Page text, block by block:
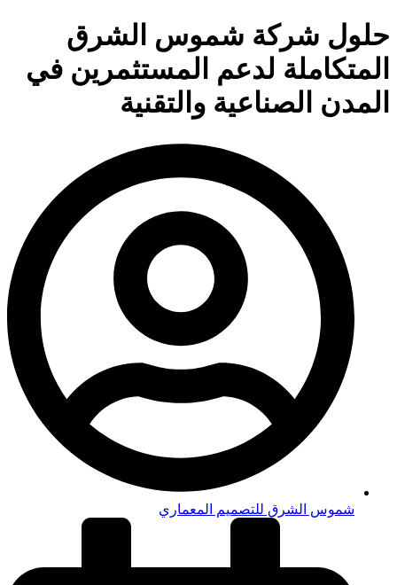
حلول شركة شموس الشرق
المتكاملة لدعم المستثمرين في
المدن الصناعية والتقنية
شموس الشرق للتصميم المعماري